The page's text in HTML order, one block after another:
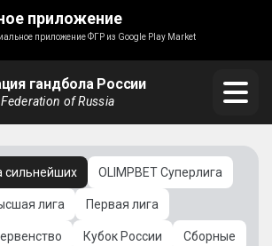
приложение
приложение ФГР из Google Play Market
гандбола России
of Russia
сильнейших OLIMPBET Суперлига
лига Первая лига
Кубок России Сборные